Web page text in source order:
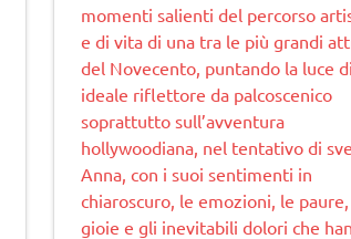
momenti salienti del percorso
e di vita di una tra le più grandi
del Novecento, puntando la luce
ideale riflettore da palcoscenico
soprattutto sull’avventura
hollywoodiana, nel tentativo di
Anna, con i suoi sentimenti in
chiaroscuro, le emozioni, le
gioie e gli inevitabili dolori che